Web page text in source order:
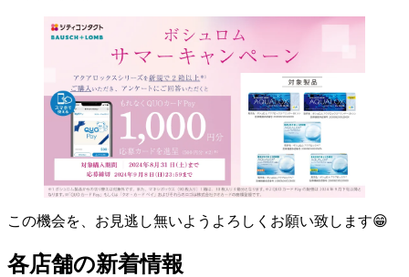
この機会を、お見逃し無いようよろしくお願い致します😁
各店舗の新着情報